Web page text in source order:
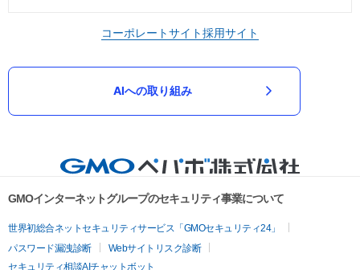
コーポレートサイト採用サイト
AIへの取り組み
GMOインターネットグループのセキュリティ事業について
世界初総合ネットセキュリティサービス「GMOセキュリティ24」
パスワード漏洩診断
Webサイトリスク診断
セキュリティ相談AIチャットボット